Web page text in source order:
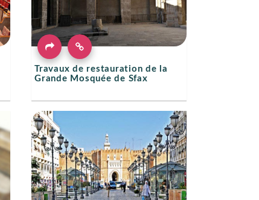
Travaux de restauration de la
Grande Mosquée de Sfax